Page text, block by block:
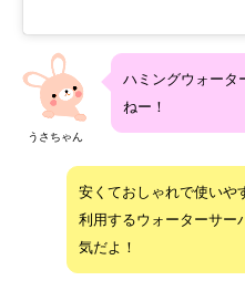
うさちゃん
ハミングウォータ
ねー！
安くておしゃれで使いや
利用するウォーターサー
気だよ！